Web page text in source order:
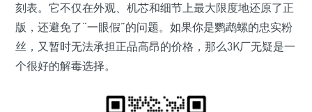
刻表。它不仅在外观、机芯和细节上最大限度地还原了正
版，还避免了“一眼假”的问题。如果你是鹦鹉螺的忠实粉
丝，又暂时无法承担正品高昂的价格，那么3K厂无疑是一
个很好的解毒选择。